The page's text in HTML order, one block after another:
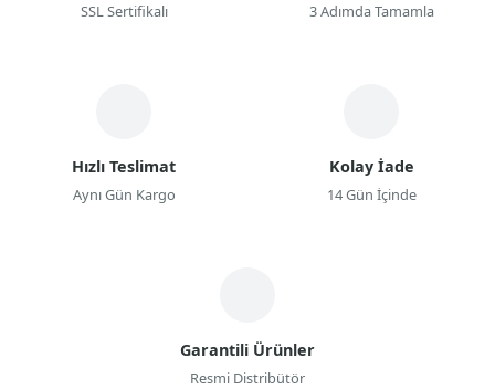
SSL Sertifikalı 3 Adımda Tamamla
Hızlı Teslimat
Aynı Gün Kargo
Kolay İade
14 Gün İçinde
Garantili Ürünler
Resmi Distribütör